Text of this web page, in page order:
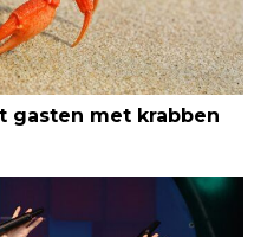
gasten met krabben